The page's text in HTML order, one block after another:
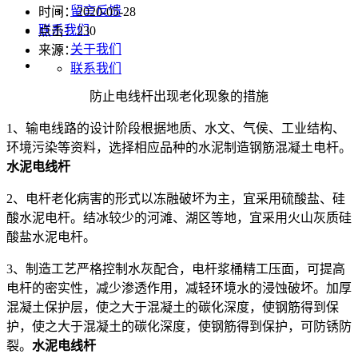
留言反馈
联系我们
关于我们
联系我们
时间：2020-05-28
点击：230
来源：
防止电线杆出现老化现象的措施
1、输电线路的设计阶段根据地质、水文、气侯、工业结构、
环境污染等资料，选择相应品种的水泥制造钢筋混凝土电杆。
水泥电线杆
2、电杆老化病害的形式以冻融破坏为主，宜采用硫酸盐、硅
酸水泥电杆。结冰较少的河滩、湖区等地，宜采用火山灰质硅
酸盐水泥电杆。
3、制造工艺严格控制水灰配合，电杆浆桶精工压面，可提高
电杆的密实性，减少渗透作用，减轻环境水的浸蚀破坏。加厚
混凝土保护层，使之大于混凝土的碳化深度，使钢筋得到保
护，使之大于混凝土的碳化深度，使钢筋得到保护，可防锈防
裂。 水泥电线杆